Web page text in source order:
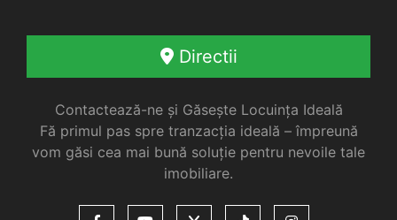
Directii
Contactează-ne și Găsește Locuința Ideală
Fă primul pas spre tranzacția ideală – împreună
vom găsi cea mai bună soluție pentru nevoile tale
imobiliare.